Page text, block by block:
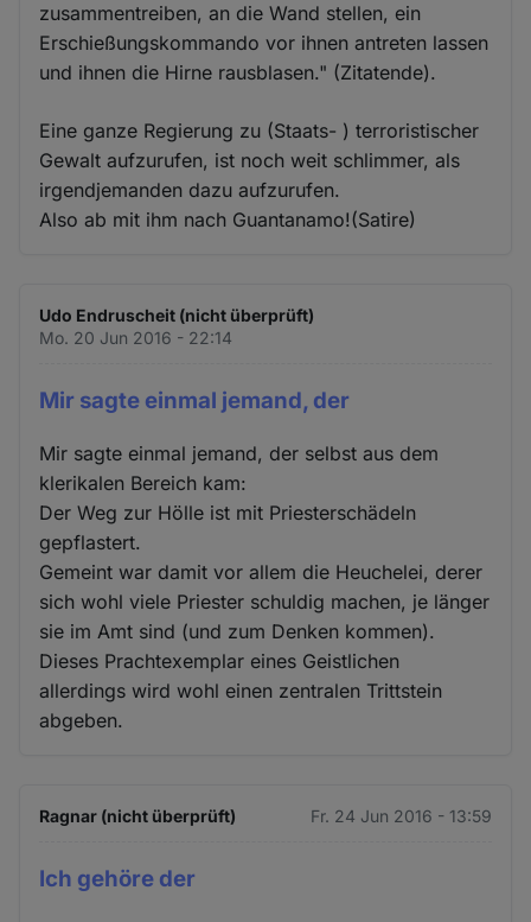
zusammentreiben, an die Wand stellen, ein
Erschießungskommando vor ihnen antreten lassen
und ihnen die Hirne rausblasen." (Zitatende).
Eine ganze Regierung zu (Staats- ) terroristischer
Gewalt aufzurufen, ist noch weit schlimmer, als
irgendjemanden dazu aufzurufen.
Also ab mit ihm nach Guantanamo!(Satire)
Udo Endruscheit (nicht überprüft)
Mo. 20 Jun 2016 - 22:14
Mir sagte einmal jemand, der
Mir sagte einmal jemand, der selbst aus dem
klerikalen Bereich kam:
Der Weg zur Hölle ist mit Priesterschädeln
gepflastert.
Gemeint war damit vor allem die Heuchelei, derer
sich wohl viele Priester schuldig machen, je länger
sie im Amt sind (und zum Denken kommen).
Dieses Prachtexemplar eines Geistlichen
allerdings wird wohl einen zentralen Trittstein
abgeben.
Ragnar (nicht überprüft) Fr. 24 Jun 2016 - 13:59
Ich gehöre der